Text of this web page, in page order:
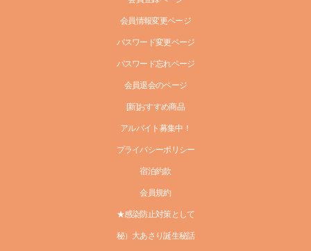
会員情報変更ページ
パスワード変更ページ
パスワード忘れページ
会員退会のページ
[新]おすすめ商品
アルバイト募集中！
プライバシーポリシー
宿泊約款
会員規約
★感染防止対策として
秘）大あさり誕生秘話